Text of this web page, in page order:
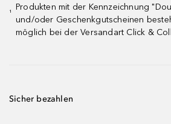
¹
Produkten mit der Kennzeichnung
und/oder Geschenkgutscheinen
möglich bei der Versandart Click &
Sicher bezahlen